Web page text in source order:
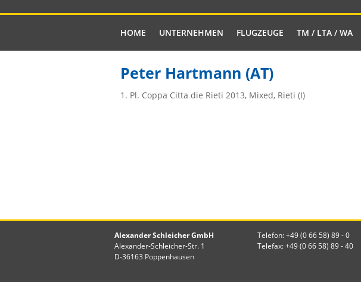
HOME UNTERNEHMEN FLUGZEUGE TM / LTA / WA
Peter Hartmann (AT)
1. Pl. Coppa Citta die Rieti 2013, Mixed, Rieti (I)
Alexander Schleicher GmbH
Alexander-Schleicher-Str. 1
D-36163 Poppenhausen
Telefon: +49 (0 66 58) 89 - 0
Telefax: +49 (0 66 58) 89 - 40